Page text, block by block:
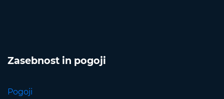
Zasebnost in pogoji
Pogoji